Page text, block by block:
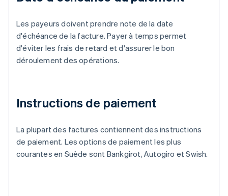
Les payeurs doivent prendre note de la date
d'échéance de la facture. Payer à temps permet
d'éviter les frais de retard et d'assurer le bon
déroulement des opérations.
Instructions de paiement
La plupart des factures contiennent des instructions
de paiement. Les options de paiement les plus
courantes en Suède sont Bankgirot, Autogiro et Swish.